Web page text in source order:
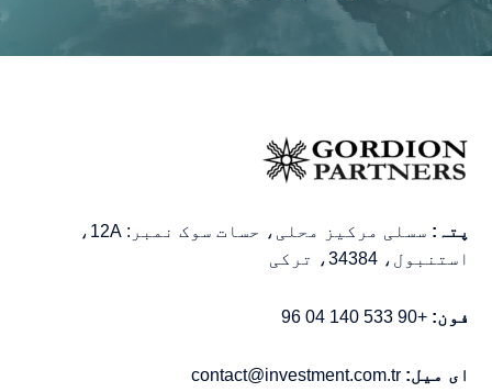
پتہ:
سسلی مرکیز محلی، حسات سوک نمبر: 12A،
استنبول، 34384، ترکی
فون: +90 533 140 04 96
ای میل: contact@investment.com.tr